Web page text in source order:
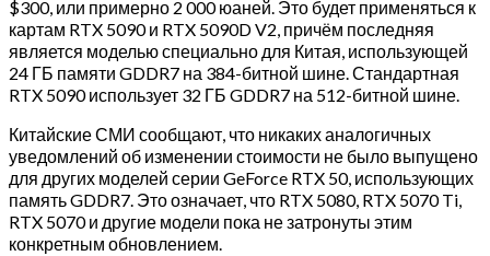
$300, или примерно 2 000 юаней. Это будет применяться к
картам RTX 5090 и RTX 5090D V2, причём последняя
является моделью специально для Китая, использующей
24 ГБ памяти GDDR7 на 384-битной шине. Стандартная
RTX 5090 использует 32 ГБ GDDR7 на 512-битной шине.
Китайские СМИ сообщают, что никаких аналогичных
уведомлений об изменении стоимости не было выпущено
для других моделей серии GeForce RTX 50, использующих
память GDDR7. Это означает, что RTX 5080, RTX 5070 Ti,
RTX 5070 и другие модели пока не затронуты этим
конкретным обновлением.